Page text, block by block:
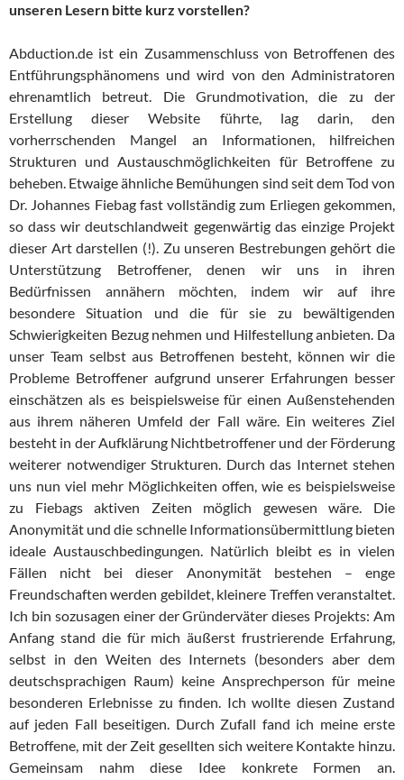
unseren Lesern bitte kurz vorstellen?
Abduction.de ist ein Zusammenschluss von Betroffenen des
Entführungsphänomens und wird von den Administratoren
ehrenamtlich betreut. Die Grundmotivation, die zu der
Erstellung dieser Website führte, lag darin, den
vorherrschenden Mangel an Informationen, hilfreichen
Strukturen und Austauschmöglichkeiten für Betroffene zu
beheben. Etwaige ähnliche Bemühungen sind seit dem Tod von
Dr. Johannes Fiebag fast vollständig zum Erliegen gekommen,
so dass wir deutschlandweit gegenwärtig das einzige Projekt
dieser Art darstellen (!). Zu unseren Bestrebungen gehört die
Unterstützung Betroffener, denen wir uns in ihren
Bedürfnissen annähern möchten, indem wir auf ihre
besondere Situation und die für sie zu bewältigenden
Schwierigkeiten Bezug nehmen und Hilfestellung anbieten. Da
unser Team selbst aus Betroffenen besteht, können wir die
Probleme Betroffener aufgrund unserer Erfahrungen besser
einschätzen als es beispielsweise für einen Außenstehenden
aus ihrem näheren Umfeld der Fall wäre. Ein weiteres Ziel
besteht in der Aufklärung Nichtbetroffener und der Förderung
weiterer notwendiger Strukturen. Durch das Internet stehen
uns nun viel mehr Möglichkeiten offen, wie es beispielsweise
zu Fiebags aktiven Zeiten möglich gewesen wäre. Die
Anonymität und die schnelle Informationsübermittlung bieten
ideale Austauschbedingungen. Natürlich bleibt es in vielen
Fällen nicht bei dieser Anonymität bestehen – enge
Freundschaften werden gebildet, kleinere Treffen veranstaltet.
Ich bin sozusagen einer der Gründerväter dieses Projekts: Am
Anfang stand die für mich äußerst frustrierende Erfahrung,
selbst in den Weiten des Internets (besonders aber dem
deutschsprachigen Raum) keine Ansprechperson für meine
besonderen Erlebnisse zu finden. Ich wollte diesen Zustand
auf jeden Fall beseitigen. Durch Zufall fand ich meine erste
Betroffene, mit der Zeit gesellten sich weitere Kontakte hinzu.
Gemeinsam nahm diese Idee konkrete Formen an.